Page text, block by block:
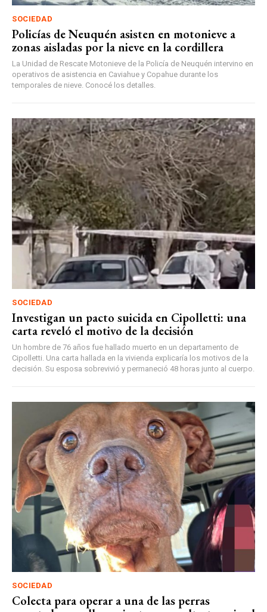
SOCIEDAD
Policías de Neuquén asisten en motonieve a
zonas aisladas por la nieve en la cordillera
La Unidad de Rescate Motonieve de la Policía de Neuquén intervino en
operativos de asistencia en Caviahue y Copahue durante los
temporales de nieve. Conocé los detalles.
SOCIEDAD
Investigan un pacto suicida en Cipolletti: una
carta reveló el motivo de la decisión
Un hombre de 76 años fue hallado muerto en un departamento de
Cipolletti. Una carta hallada en la vivienda explicaría los motivos de la
decisión. Su esposa sobrevivió y permaneció 48 horas junto al cuerpo.
SOCIEDAD
Colecta para operar a una de las perras